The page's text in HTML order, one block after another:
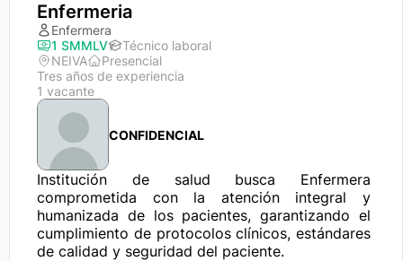
Enfermeria
Enfermera
1 SMMLV
Técnico laboral
NEIVA
Presencial
Tres años de experiencia
1 vacante
CONFIDENCIAL
Institución de salud busca Enfermera
comprometida con la atención integral y
humanizada de los pacientes, garantizando el
cumplimiento de protocolos clínicos, estándares
de calidad y seguridad del paciente.